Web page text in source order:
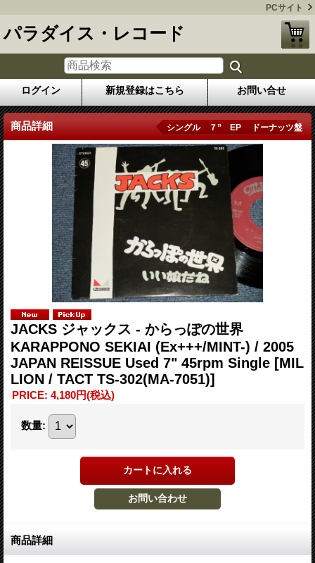
PCサイト
パラダイス・レコード
ログイン 新規登録はこちら お問い合せ
商品詳細 シングル ７” EP ドーナッツ盤
JACKS ジャックス - からっぽの世界
KARAPPONO SEKIAI (Ex+++/MINT-) / 2005
JAPAN REISSUE Used 7" 45rpm Single [MIL
LION / TACT TS-302(MA-7051)]
PRICE: 4,180円(税込)
数量:
商品詳細